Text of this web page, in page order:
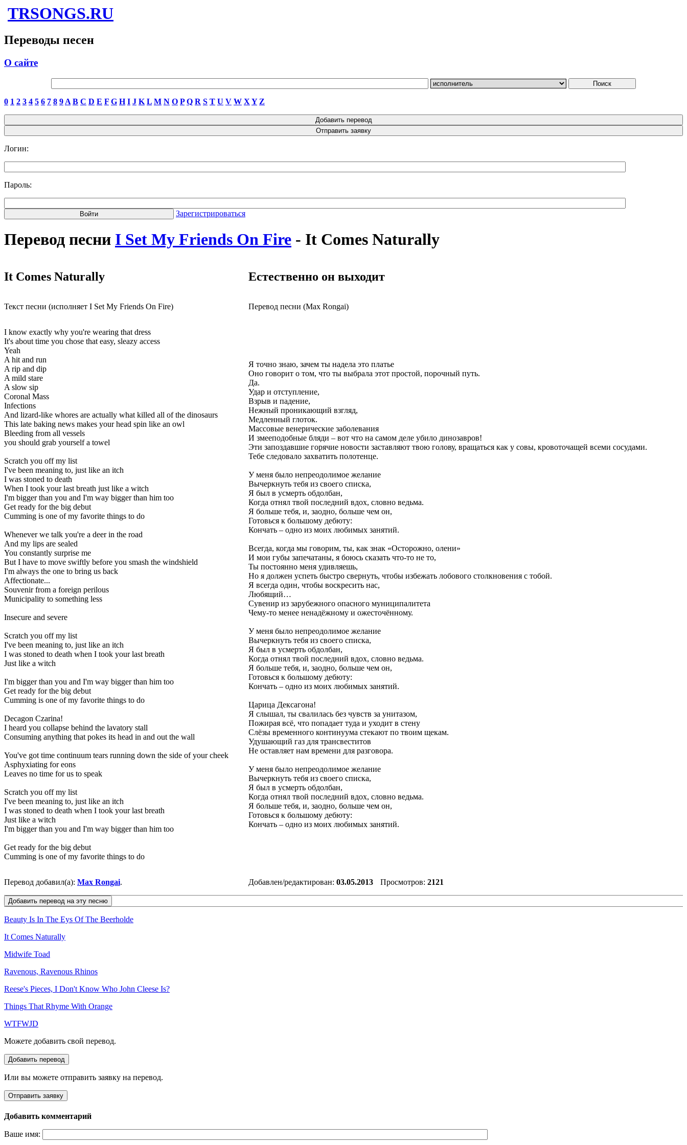
TRSONGS.RU
Переводы песен
О сайте
0 1 2 3 4 5 6 7 8 9 A B C D E F G H I J K L M N O P Q R S T U V W X Y Z
Логин:
Пароль:
Зарегистрироваться
Перевод песни I Set My Friends On Fire - It Comes Naturally
It Comes Naturally Естественно он выходит
Текст песни (исполняет I Set My Friends On Fire) Перевод песни (Max Rongai)
I know exactly why you're wearing that dress
It's about time you chose that easy, sleazy access
Yeah
A hit and run
A rip and dip
A mild stare
A slow sip
Coronal Mass
Infections
And lizard-like whores are actually what killed all of the dinosaurs
This late baking news makes your head spin like an owl
Bleeding from all vessels
you should grab yourself a towel
Scratch you off my list
I've been meaning to, just like an itch
I was stoned to death
When I took your last breath just like a witch
I'm bigger than you and I'm way bigger than him too
Get ready for the big debut
Cumming is one of my favorite things to do
Whenever we talk you're a deer in the road
And my lips are sealed
You constantly surprise me
But I have to move swiftly before you smash the windshield
I'm always the one to bring us back
Affectionate...
Souvenir from a foreign perilous
Municipality to something less
Insecure and severe
Scratch you off my list
I've been meaning to, just like an itch
I was stoned to death when I took your last breath
Just like a witch
I'm bigger than you and I'm way bigger than him too
Get ready for the big debut
Cumming is one of my favorite things to do
Decagon Czarina!
I heard you collapse behind the lavatory stall
Consuming anything that pokes its head in and out the wall
You've got time continuum tears running down the side of your cheek
Asphyxiating for eons
Leaves no time for us to speak
Scratch you off my list
I've been meaning to, just like an itch
I was stoned to death when I took your last breath
Just like a witch
I'm bigger than you and I'm way bigger than him too
Get ready for the big debut
Cumming is one of my favorite things to do
Я точно знаю, зачем ты надела это платье
Оно говорит о том, что ты выбрала этот простой, порочный путь.
Да.
Удар и отступление,
Взрыв и падение,
Нежный проникающий взгляд,
Медленный глоток.
Массовые венерические заболевания
И змееподобные бляди – вот что на самом деле убило динозавров!
Эти запоздавшие горячие новости заставляют твою голову, вращаться как у совы, кровоточащей всеми сосудами.
Тебе следовало захватить полотенце.
У меня было непреодолимое желание
Вычеркнуть тебя из своего списка,
Я был в усмерть обдолбан,
Когда отнял твой последний вдох, словно ведьма.
Я больше тебя, и, заодно, больше чем он,
Готовься к большому дебюту:
Кончать – одно из моих любимых занятий.
Всегда, когда мы говорим, ты, как знак «Осторожно, олени»
И мои губы запечатаны, я боюсь сказать что-то не то,
Ты постоянно меня удивляешь,
Но я должен успеть быстро свернуть, чтобы избежать лобового столкновения с тобой.
Я всегда один, чтобы воскресить нас,
Любящий…
Сувенир из зарубежного опасного муниципалитета
Чему-то менее ненадёжному и ожесточённому.
У меня было непреодолимое желание
Вычеркнуть тебя из своего списка,
Я был в усмерть обдолбан,
Когда отнял твой последний вдох, словно ведьма.
Я больше тебя, и, заодно, больше чем он,
Готовься к большому дебюту:
Кончать – одно из моих любимых занятий.
Царица Декcагона!
Я слышал, ты свалилась без чувств за унитазом,
Пожирая всё, что попадает туда и уходит в стену
Слёзы временного континуума стекают по твоим щекам.
Удушающий газ для трансвеститов
Не оставляет нам времени для разговора.
У меня было непреодолимое желание
Вычеркнуть тебя из своего списка,
Я был в усмерть обдолбан,
Когда отнял твой последний вдох, словно ведьма.
Я больше тебя, и, заодно, больше чем он,
Готовься к большому дебюту:
Кончать – одно из моих любимых занятий.
Перевод добавил(а): Max Rongai. Добавлен/редактирован: 03.05.2013 Просмотров: 2121
Beauty Is In The Eys Of The Beerholde
It Comes Naturally
Midwife Toad
Ravenous, Ravenous Rhinos
Reese's Pieces, I Don't Know Who John Cleese Is?
Things That Rhyme With Orange
WTFWJD
Можете добавить свой перевод.
Или вы можете отправить заявку на перевод.
Добавить комментарий
Ваше имя: